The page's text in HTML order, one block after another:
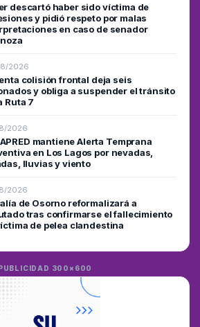
descartó haber sido víctima de
y pidió respeto por malas
en caso de senador
2026
colisión frontal deja seis
y obliga a suspender el tránsito
Ruta 7
2026
mantiene Alerta Temprana
en Los Lagos por nevadas,
lluvias y viento
2026
de Osorno reformalizará a
tras confirmarse el fallecimiento
de pelea clandestina
300×600